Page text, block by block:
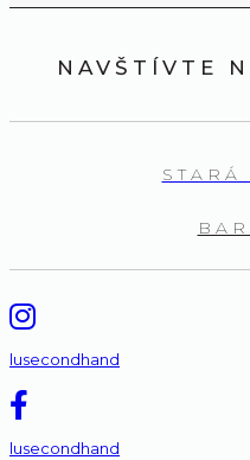
NAVŠTÍVTE
STARÁ
lusecondhand
lusecondhand